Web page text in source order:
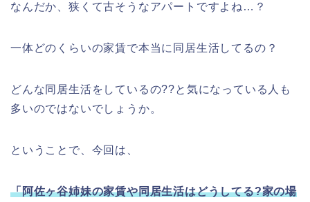
なんだか、狭くて古そうなアパートですよね…？
一体どのくらいの家賃で本当に同居生活してるの？
どんな同居生活をしているの??と気になっている人も
多いのではないでしょうか。
ということで、今回は、
「阿佐ヶ谷姉妹の家賃や同居生活はどうしてる?家の場